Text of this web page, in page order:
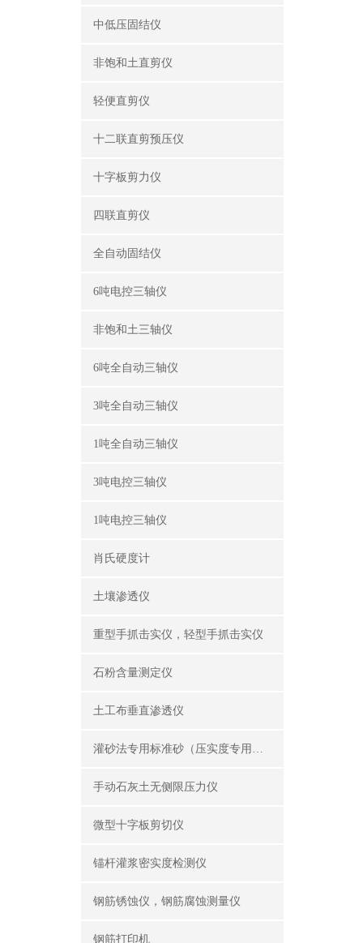
中低压固结仪
非饱和土直剪仪
轻便直剪仪
十二联直剪预压仪
十字板剪力仪
四联直剪仪
全自动固结仪
6吨电控三轴仪
非饱和土三轴仪
6吨全自动三轴仪
3吨全自动三轴仪
1吨全自动三轴仪
3吨电控三轴仪
1吨电控三轴仪
肖氏硬度计
土壤渗透仪
重型手抓击实仪，轻型手抓击实仪
石粉含量测定仪
土工布垂直渗透仪
灌砂法专用标准砂（压实度专用砂）
手动石灰土无侧限压力仪
微型十字板剪切仪
锚杆灌浆密实度检测仪
钢筋锈蚀仪，钢筋腐蚀测量仪
钢筋打印机